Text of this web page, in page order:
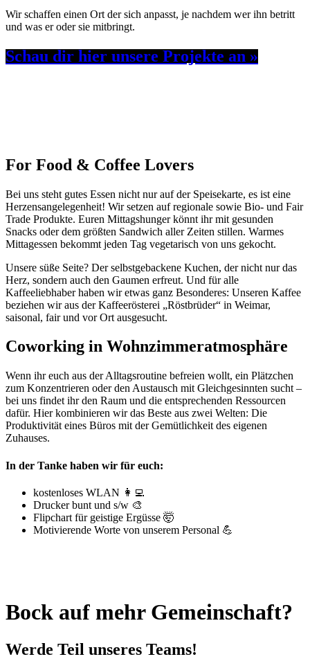
Wir schaffen einen Ort der sich anpasst, je nachdem wer ihn betritt
und was er oder sie mitbringt.
Schau dir hier unsere Projekte an »
For Food & Coffee Lovers
Bei uns steht gutes Essen nicht nur auf der Speisekarte, es ist eine
Herzensangelegenheit! Wir setzen auf regionale sowie Bio- und Fair
Trade Produkte. Euren Mittagshunger könnt ihr mit gesunden
Snacks oder dem größten Sandwich aller Zeiten stillen. Warmes
Mittagessen bekommt jeden Tag vegetarisch von uns gekocht.
Unsere süße Seite? Der selbstgebackene Kuchen, der nicht nur das
Herz, sondern auch den Gaumen erfreut. Und für alle
Kaffeeliebhaber haben wir etwas ganz Besonderes: Unseren Kaffee
beziehen wir aus der Kaffeerösterei „Röstbrüder“ in Weimar,
saisonal, fair und vor Ort ausgesucht.
Coworking in Wohnzimmeratmosphäre
Wenn ihr euch aus der Alltagsroutine befreien wollt, ein Plätzchen
zum Konzentrieren oder den Austausch mit Gleichgesinnten sucht –
bei uns findet ihr den Raum und die entsprechenden Ressourcen
dafür. Hier kombinieren wir das Beste aus zwei Welten: Die
Produktivität eines Büros mit der Gemütlichkeit des eigenen
Zuhauses.
In der Tanke haben wir für euch:
kostenloses WLAN 👩‍💻
Drucker bunt und s/w 🎨
Flipchart für geistige Ergüsse 🤯
Motivierende Worte von unserem Personal 💪
Bock auf mehr Gemeinschaft?
Werde Teil unseres Teams!